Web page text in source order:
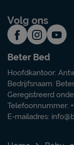
Volg ons
Beter Bed
Hoofdkantoor:
Bedrijfsnaam:
Geregistreerd
Telefoonnummer:
E-mailadres: